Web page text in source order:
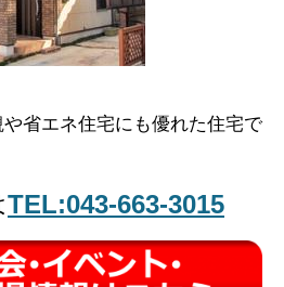
省エネ住宅にも優れた住宅で
TEL:043-663-3015